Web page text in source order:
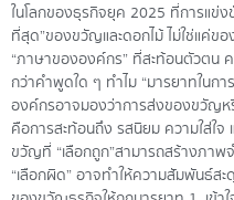
ในโลกของธุรกิจยุค 2025 ที่การแ
ที่สุด”ของขวัญและดอกไม้ ไม่ใช่แค่ข
“ภาษาขององค์กร” ที่สะท้อนตัวตน ค
กว่าคำพูดใด ๆ ทำไม “มารยาทใน
องค์กรอาจมองว่าการส่งของขวัญห
คือการสะท้อนถึง รสนิยม ความใส่ใจ
ขวัญที่ “เลือกถูก”สามารถสร้างภา
“เลือกผิด” อาจทำให้ความสัมพันธ์ส